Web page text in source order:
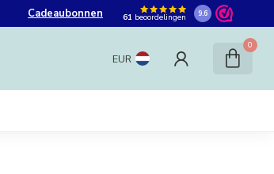
Cadeaubonnen 61 beoordelingen 9.6
EUR
0